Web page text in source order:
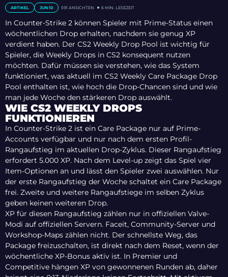
ARTIKEL JUN 10 591 ANSICHTEN 6 MIN. LESEZEIT
In Counter-Strike 2 können Spieler mit Prime-Status einen
wöchentlichen Drop erhalten, nachdem sie genug XP
verdient haben. Der CS2 Weekly Drop Pool ist wichtig für
Spieler, die Weekly Drops in CS2 konsequent nutzen
möchten. Dafür müssen sie verstehen, wie das System
funktioniert, was aktuell im CS2 Weekly Care Package Drop
Pool enthalten ist, wie hoch die Drop-Chancen sind und wie
man jede Woche den stärkeren Drop auswählt.
WIE CS2 WEEKLY DROPS
FUNKTIONIEREN
In Counter-Strike 2 ist ein Care Package nur auf Prime-
Accounts verfügbar und nur nach dem ersten Profil-
Rangaufstieg im aktuellen Drop-Zyklus. Dieser Rangaufstieg
erfordert 5.000 XP. Nach dem Level-up zeigt das Spiel vier
Item-Optionen an und lässt den Spieler zwei auswählen. Nur
der erste Rangaufstieg der Woche schaltet ein Care Package
frei. Zweite und weitere Rangaufstiege im selben Zyklus
geben keinen weiteren Drop.
XP für diesen Rangaufstieg zählen nur in offiziellen Valve-
Modi auf offiziellen Servern. Faceit, Community-Server und
Workshop-Maps zählen nicht. Der schnellste Weg, das
Package freizuschalten, ist direkt nach dem Reset, wenn der
wöchentliche XP-Bonus aktiv ist. In Premier und
Competitive hängen XP von gewonnenen Runden ab, daher